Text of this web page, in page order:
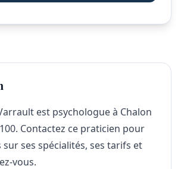
est psychologue à Chalon
Contactez ce praticien pour
sur ses spécialités, ses tarifs et
vous.